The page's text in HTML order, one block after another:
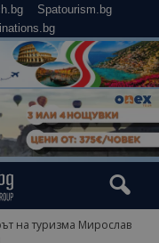
Spatourism.bg
на туризма Мирослав